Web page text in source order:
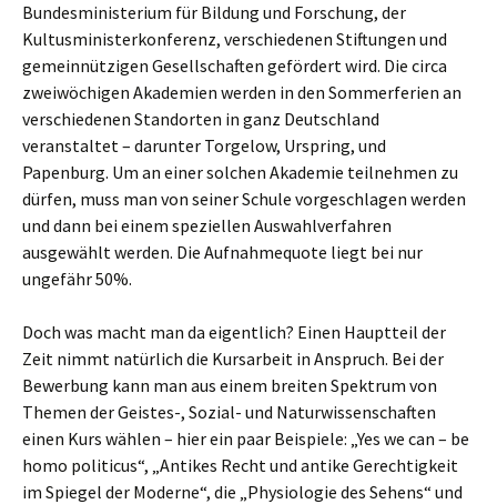
Bundesministerium für Bildung und Forschung, der
Kultusministerkonferenz, verschiedenen Stiftungen und
gemeinnützigen Gesellschaften gefördert wird. Die circa
zweiwöchigen Akademien werden in den Sommerferien an
verschiedenen Standorten in ganz Deutschland
veranstaltet – darunter Torgelow, Urspring, und
Papenburg. Um an einer solchen Akademie teilnehmen zu
dürfen, muss man von seiner Schule vorgeschlagen werden
und dann bei einem speziellen Auswahlverfahren
ausgewählt werden. Die Aufnahmequote liegt bei nur
ungefähr 50%.
Doch was macht man da eigentlich? Einen Hauptteil der
Zeit nimmt natürlich die Kursarbeit in Anspruch. Bei der
Bewerbung kann man aus einem breiten Spektrum von
Themen der Geistes-, Sozial- und Naturwissenschaften
einen Kurs wählen – hier ein paar Beispiele: „Yes we can – be
homo politicus“, „Antikes Recht und antike Gerechtigkeit
im Spiegel der Moderne“, die „Physiologie des Sehens“ und